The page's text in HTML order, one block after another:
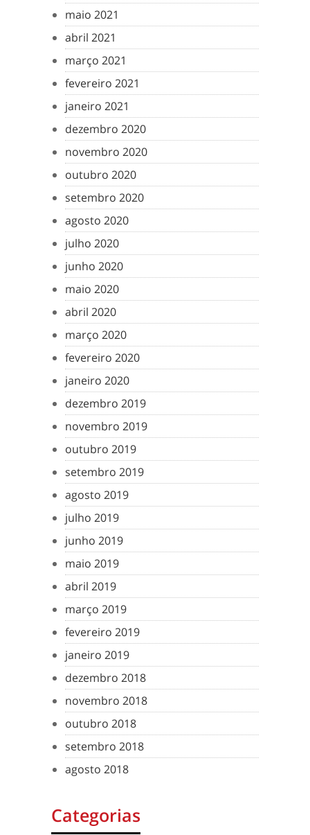
maio 2021
abril 2021
março 2021
fevereiro 2021
janeiro 2021
dezembro 2020
novembro 2020
outubro 2020
setembro 2020
agosto 2020
julho 2020
junho 2020
maio 2020
abril 2020
março 2020
fevereiro 2020
janeiro 2020
dezembro 2019
novembro 2019
outubro 2019
setembro 2019
agosto 2019
julho 2019
junho 2019
maio 2019
abril 2019
março 2019
fevereiro 2019
janeiro 2019
dezembro 2018
novembro 2018
outubro 2018
setembro 2018
agosto 2018
Categorias